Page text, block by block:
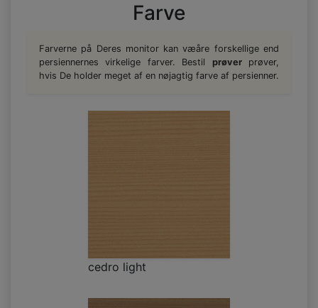
Farve
Farverne på Deres monitor kan væåre forskellige end
persiennernes virkelige farver. Bestil prøverprøver,
hvis De holder meget af en nøjagtig farve af persienner.
cedro light